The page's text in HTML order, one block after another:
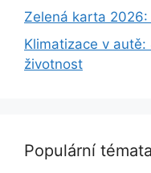
Zelená karta
Klimatizace v
životnost
Populární témata